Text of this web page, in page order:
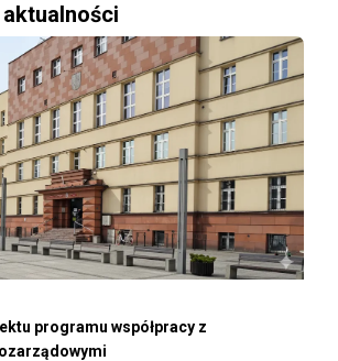
programu współpracy z